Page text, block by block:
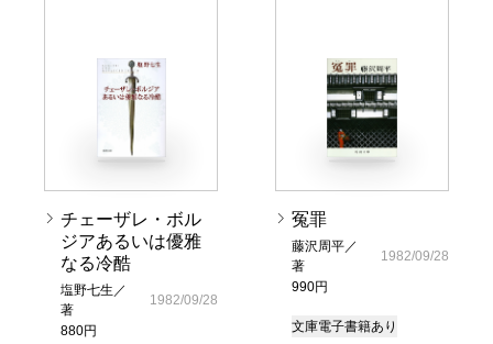
チェーザレ・ボル
ジアあるいは優雅
なる冷酷
塩野七生／
著
880円
1982/09/28
冤罪
藤沢周平／
著
990円
1982/09/28
文庫電子書籍あり